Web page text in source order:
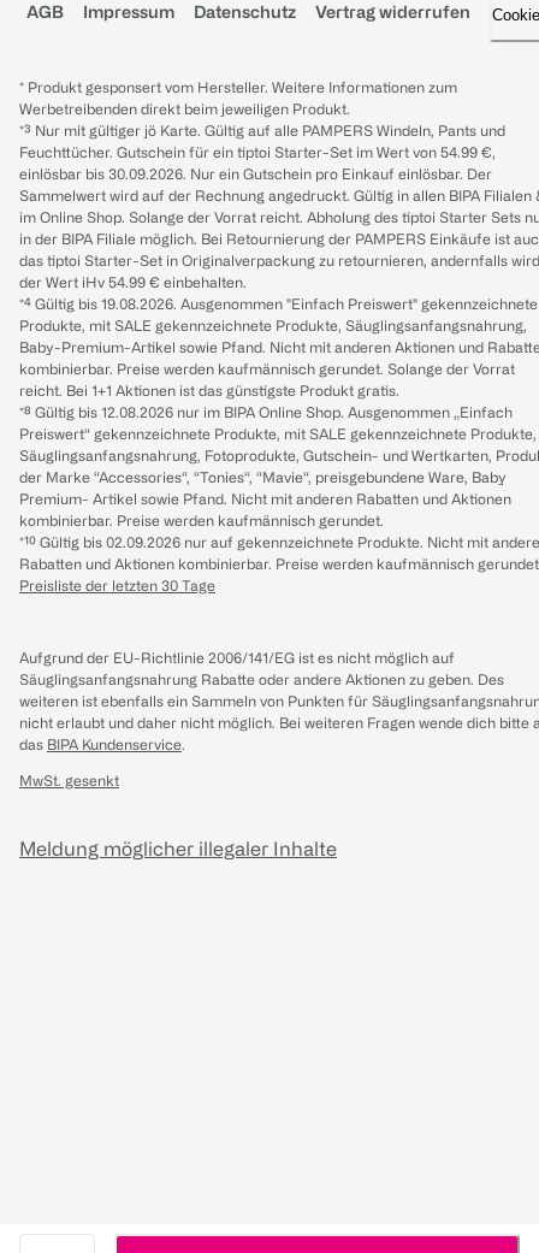
AGB Impressum Datenschutz Vertrag widerrufen
* Produkt gesponsert vom Hersteller. Weitere Informationen zum
Werbetreibenden direkt beim jeweiligen Produkt.
*³ Nur mit gültiger jö Karte. Gültig auf alle PAMPERS Windeln, Pants und
Feuchttücher. Gutschein für ein tiptoi Starter-Set im Wert von 54.99 €,
einlösbar bis 30.09.2026. Nur ein Gutschein pro Einkauf einlösbar. Der
Sammelwert wird auf der Rechnung angedruckt. Gültig in allen BIPA Filialen
im Online Shop. Solange der Vorrat reicht. Abholung des tiptoi Starter Sets
in der BIPA Filiale möglich. Bei Retournierung der PAMPERS Einkäufe ist
das tiptoi Starter-Set in Originalverpackung zu retournieren, andernfalls wird
der Wert iHv 54.99 € einbehalten.
*⁴ Gültig bis 19.08.2026. Ausgenommen "Einfach Preiswert" gekennzeichnete
Produkte, mit SALE gekennzeichnete Produkte, Säuglingsanfangsnahrung,
Baby-Premium-Artikel sowie Pfand. Nicht mit anderen Aktionen und
kombinierbar. Preise werden kaufmännisch gerundet. Solange der Vorrat
reicht. Bei 1+1 Aktionen ist das günstigste Produkt gratis.
*⁸ Gültig bis 12.08.2026 nur im BIPA Online Shop. Ausgenommen „Einfach
Preiswert“ gekennzeichnete Produkte, mit SALE gekennzeichnete Produkte,
Säuglingsanfangsnahrung, Fotoprodukte, Gutschein- und Wertkarten,
der Marke “Accessories“, “Tonies“, “Mavie“, preisgebundene Ware, Baby
Premium- Artikel sowie Pfand. Nicht mit anderen Rabatten und Aktionen
kombinierbar. Preise werden kaufmännisch gerundet.
*¹⁰ Gültig bis 02.09.2026 nur auf gekennzeichnete Produkte. Nicht mit
Rabatten und Aktionen kombinierbar. Preise werden kaufmännisch
Preisliste der letzten 30 Tage
Aufgrund der EU-Richtlinie 2006/141/EG ist es nicht möglich auf
Säuglingsanfangsnahrung Rabatte oder andere Aktionen zu geben. Des
weiteren ist ebenfalls ein Sammeln von Punkten für
nicht erlaubt und daher nicht möglich. Bei weiteren Fragen wende dich bitte
das BIPA Kundenservice.
MwSt. gesenkt
Meldung möglicher illegaler Inhalte